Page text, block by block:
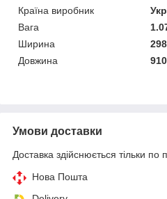
Країна виробник
Вага
Ширина
Довжина
Умови доставки
Доставка здійснюється тільки по
Нова Пошта